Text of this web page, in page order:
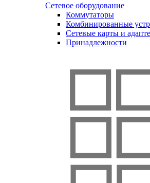
Сетевое оборудование
Коммутаторы
Комбинированные
Сетевые карты и
Принадлежности